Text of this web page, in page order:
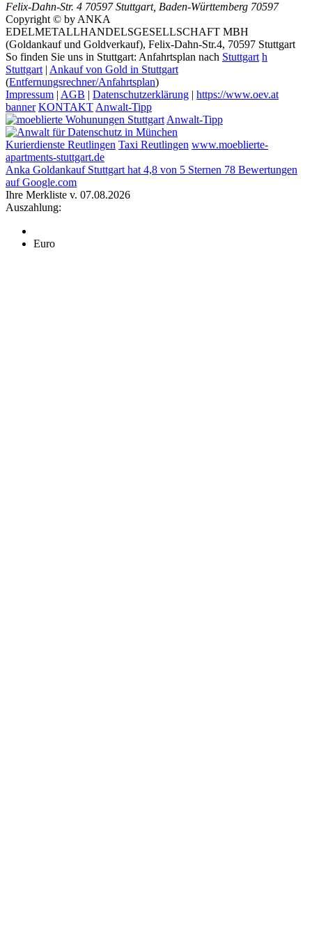
Felix-Dahn-Str. 4 70597 Stuttgart, Baden-Württemberg 70597
Copyright © by ANKA
EDELMETALLHANDELSGESELLSCHAFT MBH
(Goldankauf und Goldverkauf), Felix-Dahn-Str.4, 70597 Stuttgart
So finden Sie uns in Stuttgart: Anfahrtsplan nach Stuttgart h
Stuttgart | Ankauf von Gold in Stuttgart
(Entfernungsrechner/Anfahrtsplan)
Impressum | AGB | Datenschutzerklärung | https://www.oev.at
banner KONTAKT Anwalt-Tipp
Anwalt-Tipp
Kurierdienste Reutlingen Taxi Reutlingen www.moeblierte-
apartments-stuttgart.de
Anka Goldankauf Stuttgart hat 4,8 von 5 Sternen 78 Bewertungen
auf Google.com
Ihre Merkliste v. 07.08.2026
Auszahlung:
Euro